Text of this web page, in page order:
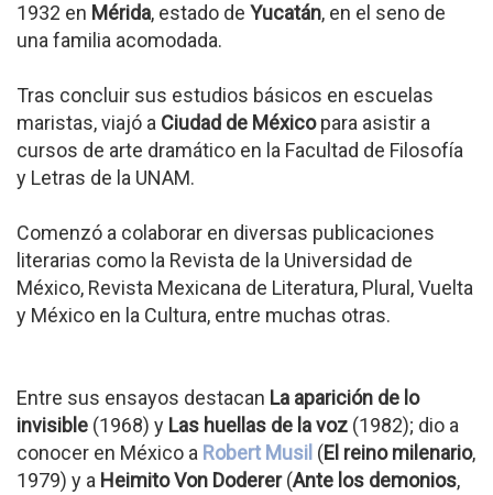
1932 en Mérida, estado de Yucatán, en el seno de
una familia acomodada.
Tras concluir sus estudios básicos en escuelas
maristas, viajó a Ciudad de Méxicopara asistir a
cursos de arte dramático en la Facultad de Filosofía
y Letras de la UNAM.
Comenzó a colaborar en diversas publicaciones
literarias como la Revista de la Universidad de
México, Revista Mexicana de Literatura, Plural, Vuelta
y México en la Cultura, entre muchas otras.
Entre sus ensayos destacan La aparición de lo
invisible (1968) y Las huellas de la voz (1982); dio a
conocer en México a Robert Musil (El reino milenario,
1979) y a Heimito Von Doderer(Ante los demonios,